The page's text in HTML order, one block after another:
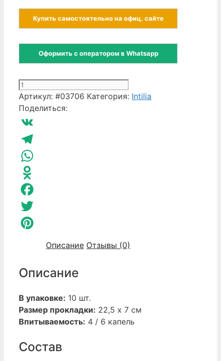
Купить самостоятельно на офиц. сайте
Оформить с оператором в Whatsapp
Количество
товара
Дневные
прокладки
Greenway
Артикул: #03706 Категория: Intilia
Поделиться:
VK
Telegram
WhatsApp
Odnoklassniki
Facebook
Twitter
Описание Отзывы (0)
Описание
В упаковке: 10 шт.
Размер прокладки: 22,5 x 7 см
Впитываемость: 4 / 6 капель
Состав